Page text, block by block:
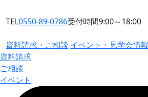
TEL0550-89-0786受付時間9:00～18:00
資料請求・ご相談 イベント・見学会情報
資料請求
ご相談
イベント